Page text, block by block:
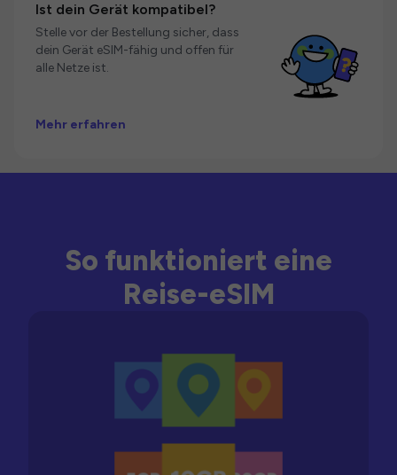
Ist dein Gerät kompatibel?
Stelle vor der Bestellung sicher, dass
dein Gerät eSIM-fähig und offen für
alle Netze ist.
Mehr erfahren
So funktioniert eine
Reise-eSIM